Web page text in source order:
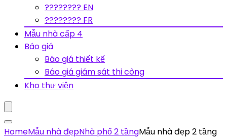
???????? EN
???????? FR
Mẫu nhà cấp 4
Báo giá
Báo giá thiết kế
Báo giá giám sát thi công
Kho thư viện
HomeMẫu nhà đẹpNhà phố 2 tầngMẫu nhà đẹp 2 tầng